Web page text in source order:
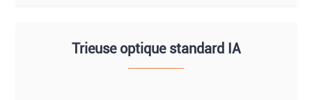
Trieuse optique standard IA